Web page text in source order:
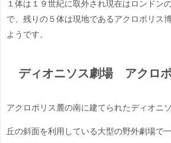
１体は１９世紀に取外され現在はロンドン
で、残りの５体は現地であるアクロポリス
ようです。
ディオニソス劇場 アクロ
アクロポリス麓の南に建てられたディオニ
丘の斜面を利用している大型の野外劇場で